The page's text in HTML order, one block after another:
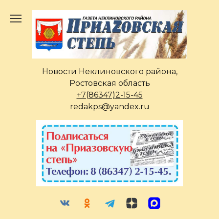
содержанию
Новости Неклиновского района,
Ростовская область
+7(86347)2-15-45
redakps@yandex.ru